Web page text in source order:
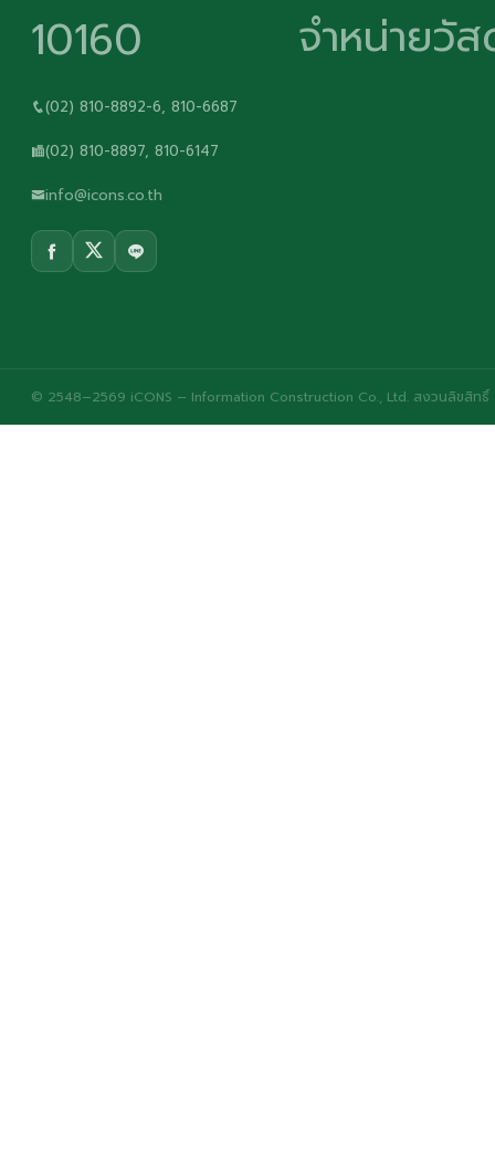
10160
(02) 810-8892-6, 810-6687
(02) 810-8897, 810-6147
info@icons.co.th
จำหน่ายวั
© 2548–2569 iCONS – Information Construction Co., Ltd. สงวนลิขสิทธิ์